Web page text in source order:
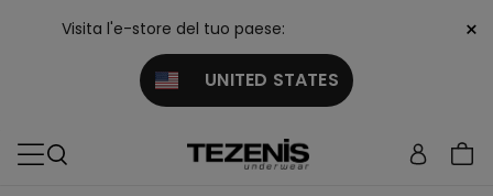
Visita l'e-store del tuo paese:
UNITED STATES
×